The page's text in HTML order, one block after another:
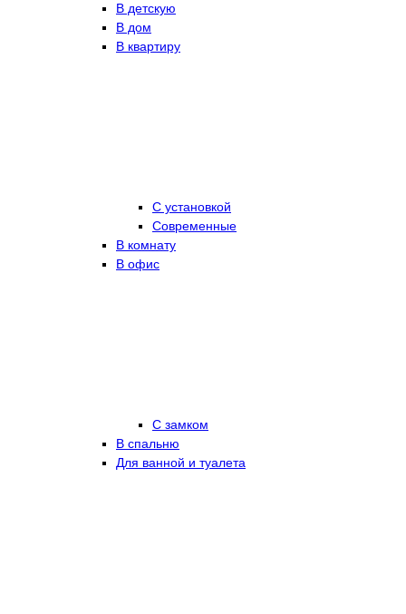
В детскую
В дом
В квартиру
С установкой
Современные
В комнату
В офис
С замком
В спальню
Для ванной и туалета